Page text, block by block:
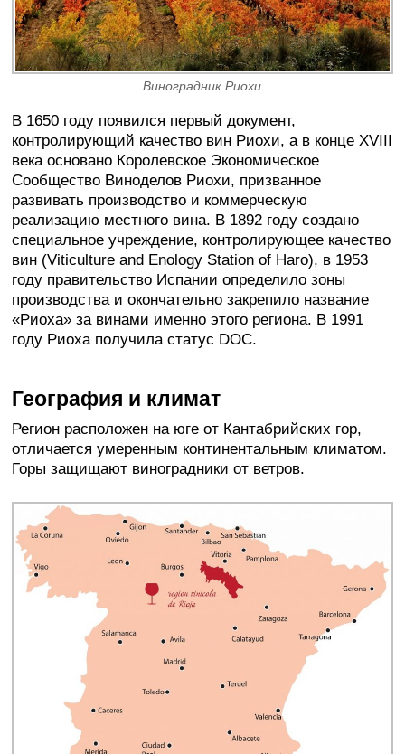
Виноградник Риохи
В 1650 году появился первый документ,
контролирующий качество вин Риохи, а в конце XVIII
века основано Королевское Экономическое
Сообщество Виноделов Риохи, призванное
развивать производство и коммерческую
реализацию местного вина. В 1892 году создано
специальное учреждение, контролирующее качество
вин (Viticulture and Enology Station of Haro), в 1953
году правительство Испании определило зоны
производства и окончательно закрепило название
«Риоха» за винами именно этого региона. В 1991
году Риоха получила статус DOC.
География и климат
Регион расположен на юге от Кантабрийских гор,
отличается умеренным континентальным климатом.
Горы защищают виноградники от ветров.